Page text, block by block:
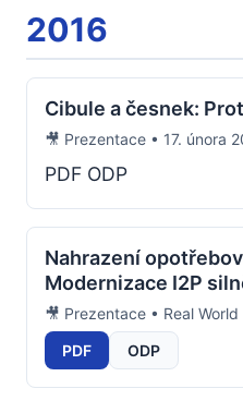
2016
Cibule a česnek:
🎥 Prezentace • 17. února
PDF ODP
Nahrazení
Modernizace I2P
🎥 Prezentace • Real
PDF
ODP